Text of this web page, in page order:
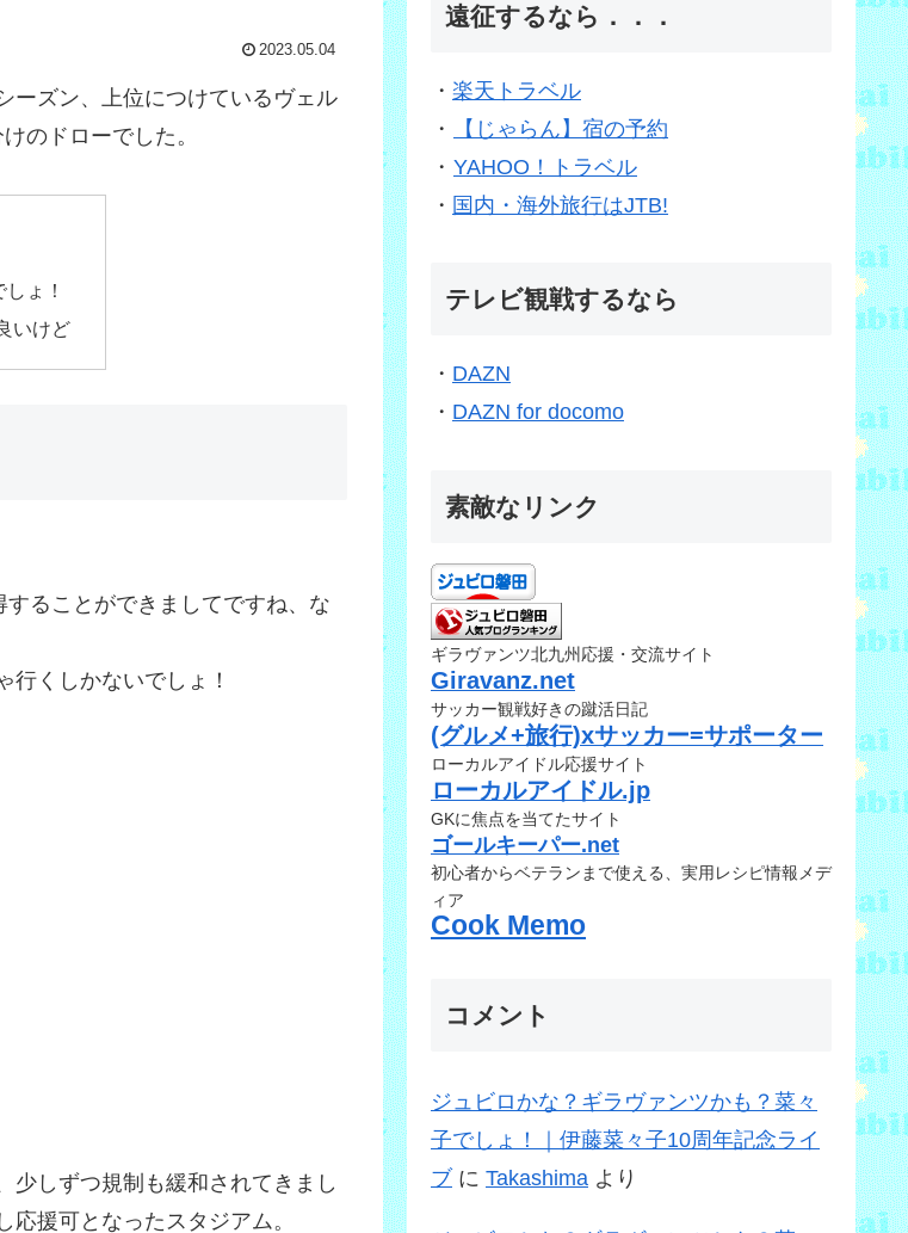
2023.05.04
ーズン、上位につけているヴェル
のドローでした。
ょ！
いけど
ることができましてですね、な
くしかないでしょ！
少しずつ規制も緩和されてきまし
援可となったスタジアム。
遠征するなら．．．
・ 楽天トラベル
・
【じゃらん】宿の予約
・ YAHOO！トラベル
・ 国内・海外旅行はJTB!
テレビ観戦するなら
・ DAZN
・ DAZN for docomo
素敵なリンク
ギラヴァンツ北九州応援・交流サイト
Giravanz.net
サッカー観戦好きの蹴活日記
(グルメ+旅行)xサッカー=サポーター
ローカルアイドル応援サイト
ローカルアイドル.jp
GKに焦点を当てたサイト
ゴールキーパー.net
初心者からベテランまで使える、実用レシピ情報メデ
ィア
Cook Memo
コメント
ジュビロかな？ギラヴァンツかも？菜々
子でしょ！｜伊藤菜々子10周年記念ライ
ブ に Takashima より